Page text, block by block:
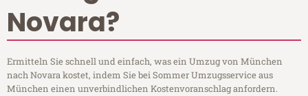
Novara?
Ermitteln Sie schnell und einfach, was ein Umzug von München
nach Novara kostet, indem Sie bei Sommer Umzugsservice aus
München einen unverbindlichen Kostenvoranschlag anfordern.